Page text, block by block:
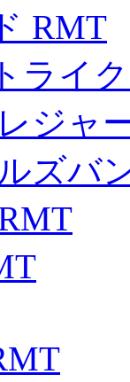
RMT
ライ
ジャ
ズバ